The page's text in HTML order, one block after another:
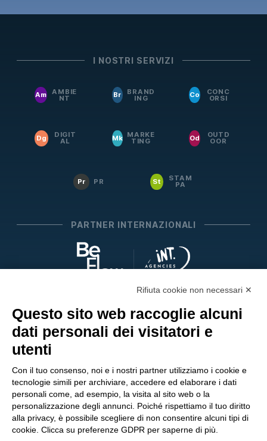
I NOSTRI SERVIZI
Am AMBIE
NT Br BRAND
ING Co CONC
ORSI
Dg DIGIT
AL Mk MARKE
TING Od OUTD
OOR
Pr PR St STAM
PA
PARTNER INTERNAZIONALI
SEGUICI SUI SOCIAL
Rifiuta cookie non necessari ✕
Questo sito web raccoglie alcuni
dati personali dei visitatori e
utenti
Con il tuo consenso, noi e i nostri partner utilizziamo i cookie e
tecnologie simili per archiviare, accedere ed elaborare i dati
personali come, ad esempio, la visita al sito web o la
personalizzazione degli annunci. Poiché rispettiamo il tuo diritto
alla privacy, è possibile scegliere di non consentire alcuni tipi di
cookie. Clicca su preferenze GDPR per saperne di più.